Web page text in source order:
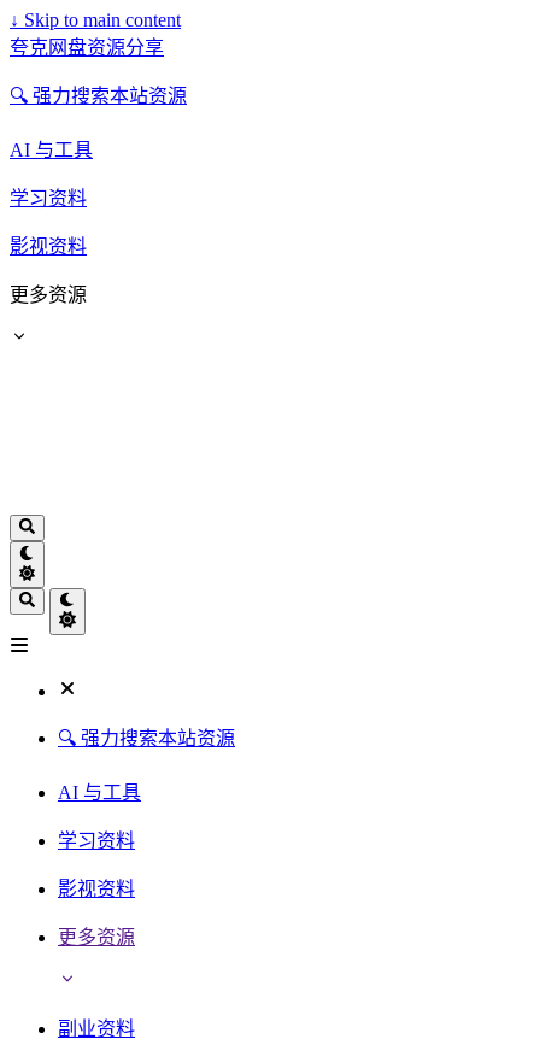
↓ Skip to main content
夸克网盘资源分享
🔍 强力搜索本站资源
AI 与工具
学习资料
影视资料
更多资源
🔍 强力搜索本站资源
AI 与工具
学习资料
影视资料
更多资源
副业资料